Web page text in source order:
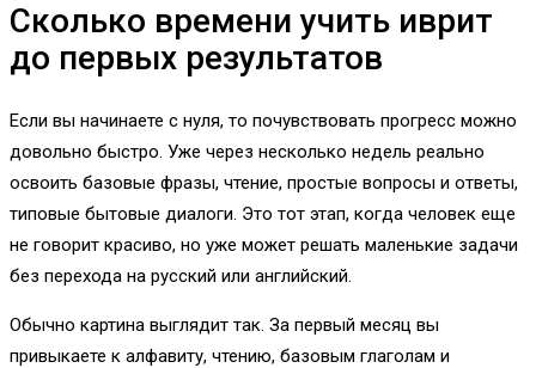
Сколько времени учить иврит
до первых результатов
Если вы начинаете с нуля, то почувствовать прогресс можно
довольно быстро. Уже через несколько недель реально
освоить базовые фразы, чтение, простые вопросы и ответы,
типовые бытовые диалоги. Это тот этап, когда человек еще
не говорит красиво, но уже может решать маленькие задачи
без перехода на русский или английский.
Обычно картина выглядит так. За первый месяц вы
привыкаете к алфавиту, чтению, базовым глаголам и